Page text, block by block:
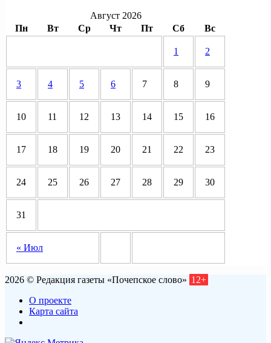
Август 2026
Пн
Вт Ср Чт Пт Сб Вс
« Июл
1 2
3 4 5 6 7 8 9
10 11 12 13 14 15 16
17 18 19 20 21 22 23
24 25 26 27 28 29 30
31
2026 © Редакция газеты «Почепское слово» 12+
О проекте
Карта сайта